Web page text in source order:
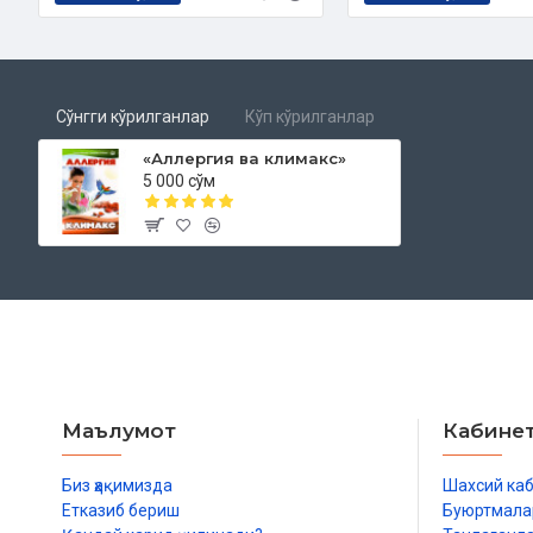
Сўнгги кўрилганлар Кўп кўрилганлар
«Аллергия ва климакс»
5 000 сўм
Маълумот
Биз ҳақимизда
Етказиб бериш
Шахсий